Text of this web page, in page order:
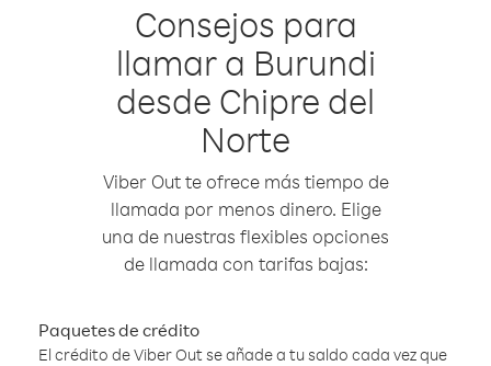
Consejos para
llamar a Burundi
desde Chipre del
Norte
Viber Out te ofrece más tiempo de
llamada por menos dinero. Elige
una de nuestras flexibles opciones
de llamada con tarifas bajas:
Paquetes de crédito
El crédito de Viber Out se añade a tu saldo cada vez que